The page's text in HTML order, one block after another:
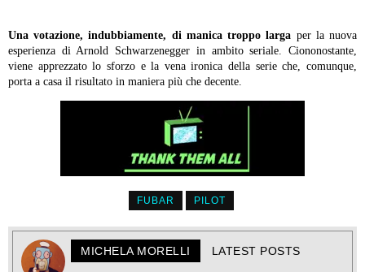
Una votazione, indubbiamente, di manica troppo larga per la nuova
esperienza di Arnold Schwarzenegger in ambito seriale. Ciononostante,
viene apprezzato lo sforzo e la vena ironica della serie che, comunque,
porta a casa il risultato in maniera più che decente.
FUBAR PILOT
MICHELA MORELLI LATEST POSTS